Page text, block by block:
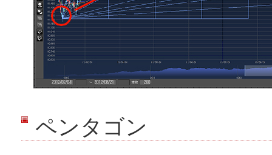
ペンタゴン